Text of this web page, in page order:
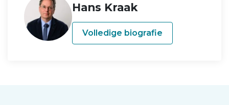
Hans Kraak
Volledige biografie